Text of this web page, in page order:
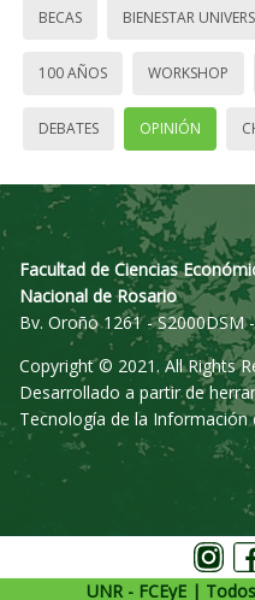
BECAS BIENESTAR
100 AÑOS WORKSHOP
DEBATES OPINIÓN
Facultad de Ciencias
Nacional de Rosario
Bv. Oroño 1261 - S2000DSM
Copyright © 2021. All Rights
Desarrollado a partir de
Tecnología de la Información
UNR - FCEyE |